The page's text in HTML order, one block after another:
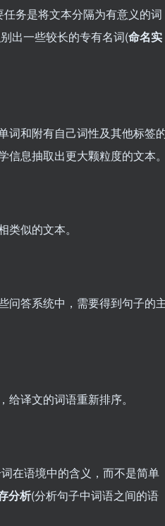
务是将文本分隔为有意义的词
出一些较长的专有名词(命名实
词和附有自己词性及其他标签
信息抽取出更大颗粒度的文本
似的文本。
问答系统中，需要得到句子的
译文的词语重新排序。
在语境中的含义，而不是简单
分析(分析句子中词语之间的语